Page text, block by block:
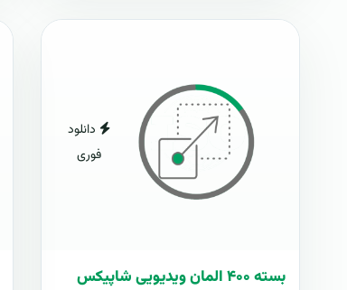
دانلود
فوری
بسته ۴۰۰ المان ویدیویی شاپیکس